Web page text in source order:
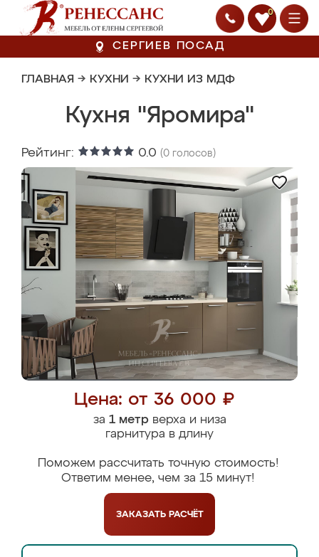
0
СЕРГИЕВ ПОСАД
ГЛАВНАЯ → КУХНИ → КУХНИ ИЗ МДФ
Кухня "Яромира"
Рейтинг: 0.0 (0 голосов)
Цена: от 36 000 ₽
за 1 метрверха и низа
гарнитура в длину
Поможем рассчитать точную стоимость!
Ответим менее, чем за 15 минут!
ЗАКАЗАТЬ РАСЧЁТ